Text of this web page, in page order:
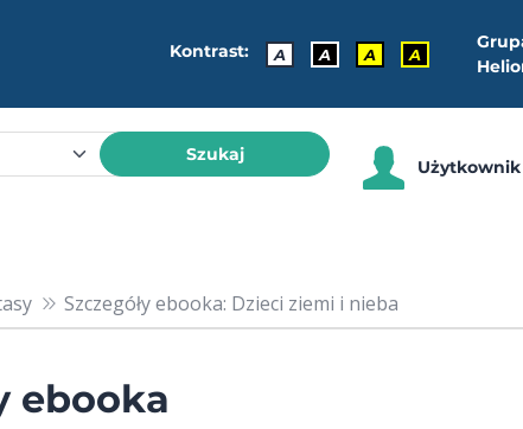
Kontrast: A A A A
Szukaj
Użytkownik
Szczegóły ebooka: Dzieci ziemi i nieba
ebooka